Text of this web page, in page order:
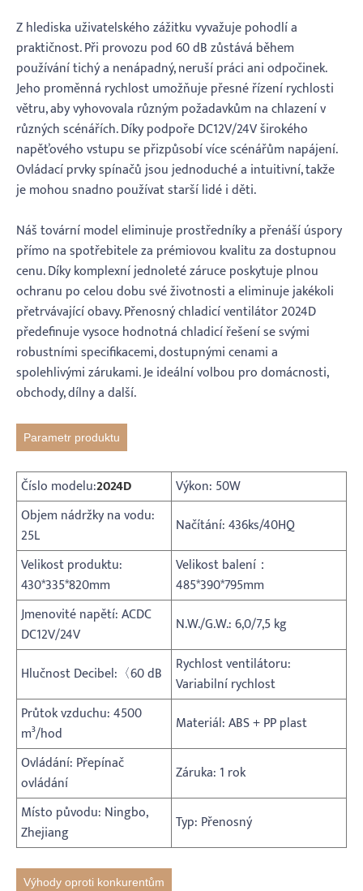
Z hlediska uživatelského zážitku vyvažuje pohodlí a
praktičnost. Při provozu pod 60 dB zůstává během
používání tichý a nenápadný, neruší práci ani odpočinek.
Jeho proměnná rychlost umožňuje přesné řízení rychlosti
větru, aby vyhovovala různým požadavkům na chlazení v
různých scénářích. Díky podpoře DC12V/24V širokého
napěťového vstupu se přizpůsobí více scénářům napájení.
Ovládací prvky spínačů jsou jednoduché a intuitivní, takže
je mohou snadno používat starší lidé i děti.
Náš tovární model eliminuje prostředníky a přenáší úspory
přímo na spotřebitele za prémiovou kvalitu za dostupnou
cenu. Díky komplexní jednoleté záruce poskytuje plnou
ochranu po celou dobu své životnosti a eliminuje jakékoli
přetrvávající obavy. Přenosný chladicí ventilátor 2024D
předefinuje vysoce hodnotná chladicí řešení se svými
robustními specifikacemi, dostupnými cenami a
spolehlivými zárukami. Je ideální volbou pro domácnosti,
obchody, dílny a další.
Parametr produktu
Číslo modelu:2024D
Výkon: 50W
Objem nádržky na vodu:
25L
Načítání: 436ks/40HQ
Velikost produktu:
430*335*820mm
Velikost balení：
485*390*795mm
Jmenovité napětí: ACDC
DC12V/24V
N.W./G.W.: 6,0/7,5 kg
Hlučnost Decibel:〈60 dB
Rychlost ventilátoru:
Variabilní rychlost
Průtok vzduchu: 4500
m³/hod
Materiál: ABS + PP plast
Ovládání: Přepínač
ovládání
Záruka: 1 rok
Místo původu: Ningbo,
Zhejiang
Typ: Přenosný
Výhody oproti konkurentům